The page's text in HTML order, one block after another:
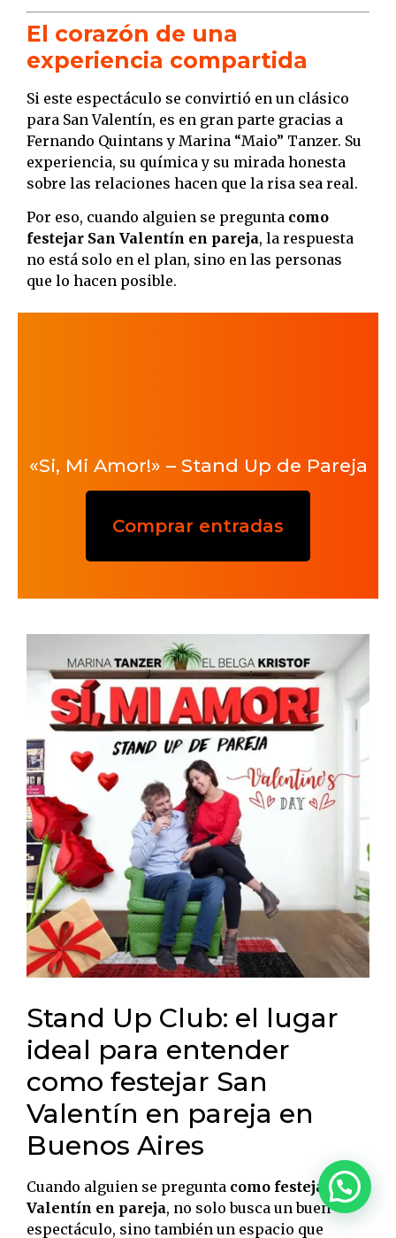
El corazón de una
experiencia compartida
Si este espectáculo se convirtió en un clásico
para San Valentín, es en gran parte gracias a
Fernando Quintans y Marina “Maio” Tanzer. Su
experiencia, su química y su mirada honesta
sobre las relaciones hacen que la risa sea real.
Por eso, cuando alguien se pregunta como
festejar San Valentín en pareja, la respuesta
no está solo en el plan, sino en las personas
que lo hacen posible.
«Si, Mi Amor!» – Stand Up de Pareja
Comprar entradas
Stand Up Club: el lugar
ideal para entender
como festejar San
Valentín en pareja en
Buenos Aires
Cuando alguien se pregunta como festejar San
Valentín en pareja, no solo busca un buen
espectáculo, sino también un espacio que